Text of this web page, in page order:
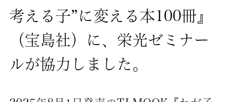
考える子”に変える本100冊』
（宝島社）に、栄光ゼミナー
ルが協力しました。